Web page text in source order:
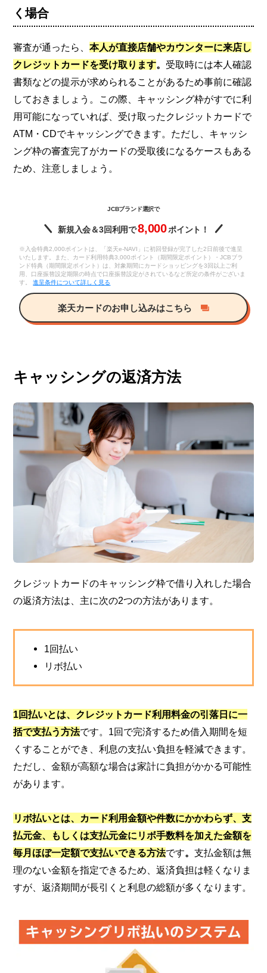
く場合
審査が通ったら、本人が直接店舗やカウンターに来店し
クレジットカードを受け取ります。 受取時には本人確認
書類などの提示が求められることがあるため事前に確認
しておきましょう。この際、キャッシング枠がすでに利
用可能になっていれば、受け取ったクレジットカードで
ATM・CDでキャッシングできます。ただし、キャッシ
ング枠の審査完了がカードの受取後になるケースもある
ため、注意しましょう。
JCBブランド選択で
新規入会＆3回利用で8,000ポイント！
※入会特典2,000ポイントは、「楽天e-NAVI」に初回登録が完了した2日前後で進呈
いたします。また、カード利用特典3,000ポイント（期間限定ポイント）・JCBブラ
ンド特典（期間限定ポイント）は、対象期間にカードショッピングを3回以上ご利
用、口座振替設定期限の時点で口座振替設定がされているなど所定の条件がございま
す。進呈条件について詳しく見る
楽天カードのお申し込みはこちら
キャッシングの返済方法
クレジットカードのキャッシング枠で借り入れした場合
の返済方法は、主に次の2つの方法があります。
1回払い
リボ払い
1回払いとは、クレジットカード利用料金の引落日に一
括で支払う方法です。1回で完済するため借入期間を短
くすることができ、利息の支払い負担を軽減できます。
ただし、金額が高額な場合は家計に負担がかかる可能性
があります。
リボ払いとは、カード利用金額や件数にかかわらず、支
払元金、もしくは支払元金にリボ手数料を加えた金額を
毎月ほぼ一定額で支払いできる方法です。支払金額は無
理のない金額を指定できるため、返済負担は軽くなりま
すが、返済期間が長引くと利息の総額が多くなります。